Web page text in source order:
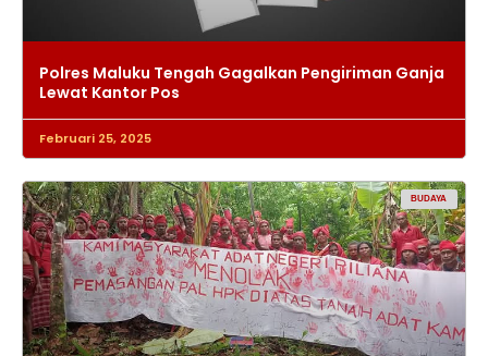
Polres Maluku Tengah Gagalkan Pengiriman Ganja
Lewat Kantor Pos
Februari 25, 2025
BUDAYA